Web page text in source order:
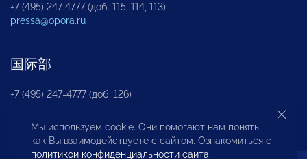
+7 (495) 247 4777 (доб. 115, 114, 113)
pressa@opora.ru
国际部
+7 (495) 247-4777 (доб. 126)
商投权益保护部
Мы используем cookie. Они помогают нам понять,
как Вы взаимодействуете с сайтом. Ознакомиться с
политикой конфиденциальности сайта.